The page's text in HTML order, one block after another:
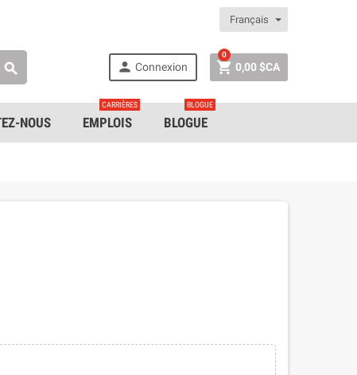
Français
  Connexion  0,00 $CA
0
NOUS EMPLOIS
CARRIÈRES
BLOGUE
BLOGUE